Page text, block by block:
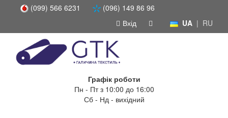
(099) 566 6231
(096) 149 86 96
UA | RU
Вхід
Графік роботи
Пн - Пт з 10:00 до 16:00
Сб - Нд - вихідний